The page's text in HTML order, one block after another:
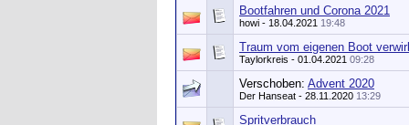
Bootfahren und Corona 2021
howi - 18.04.2021 19:48
Traum vom eigenen Boot
Taylorkreis - 01.04.2021 09:28
Verschoben: Advent 2020
Der Hanseat - 28.11.2020 13:29
Spritverbrauch